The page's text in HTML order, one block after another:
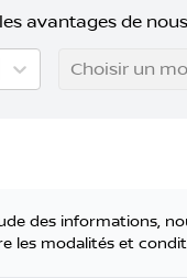
avantages de
Choisir un
des informations,
les modalités et